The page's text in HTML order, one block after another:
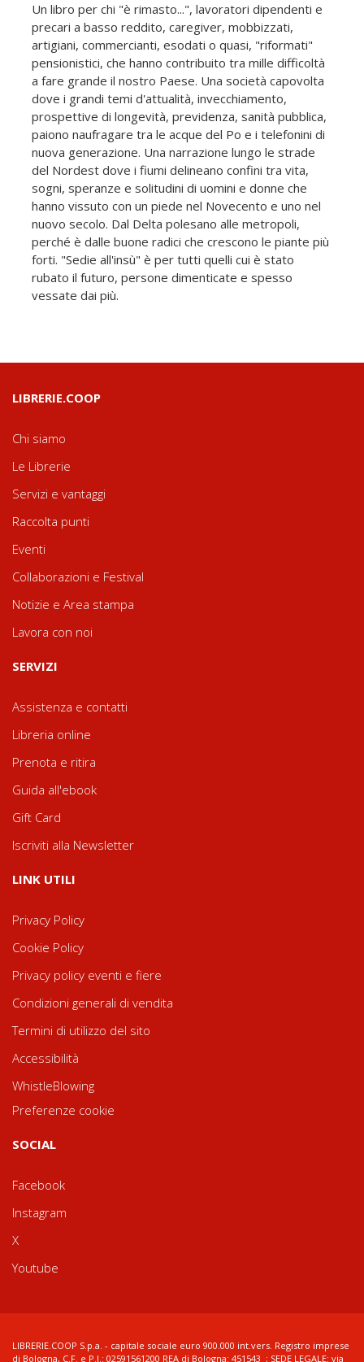
Un libro per chi "è rimasto...", lavoratori dipendenti e
precari a basso reddito, caregiver, mobbizzati,
artigiani, commercianti, esodati o quasi, "riformati"
pensionistici, che hanno contribuito tra mille difficoltà
a fare grande il nostro Paese. Una società capovolta
dove i grandi temi d'attualità, invecchiamento,
prospettive di longevità, previdenza, sanità pubblica,
paiono naufragare tra le acque del Po e i telefonini di
nuova generazione. Una narrazione lungo le strade
del Nordest dove i fiumi delineano confini tra vita,
sogni, speranze e solitudini di uomini e donne che
hanno vissuto con un piede nel Novecento e uno nel
nuovo secolo. Dal Delta polesano alle metropoli,
perché è dalle buone radici che crescono le piante più
forti. "Sedie all'insù" è per tutti quelli cui è stato
rubato il futuro, persone dimenticate e spesso
vessate dai più.
LIBRERIE.COOP
Chi siamo
Le Librerie
Servizi e vantaggi
Raccolta punti
Eventi
Collaborazioni e Festival
Notizie e Area stampa
Lavora con noi
SERVIZI
Assistenza e contatti
Libreria online
Prenota e ritira
Guida all'ebook
Gift Card
Iscriviti alla Newsletter
LINK UTILI
Privacy Policy
Cookie Policy
Privacy policy eventi e fiere
Condizioni generali di vendita
Termini di utilizzo del sito
Accessibilità
WhistleBlowing
Preferenze cookie
SOCIAL
Facebook
Instagram
X
Youtube
LIBRERIE.COOP S.p.a. - capitale sociale euro 900.000 int.vers. Registro imprese
di Bologna, C.F. e P.I.: 02591561200 REA di Bologna: 451543 ; SEDE LEGALE: via